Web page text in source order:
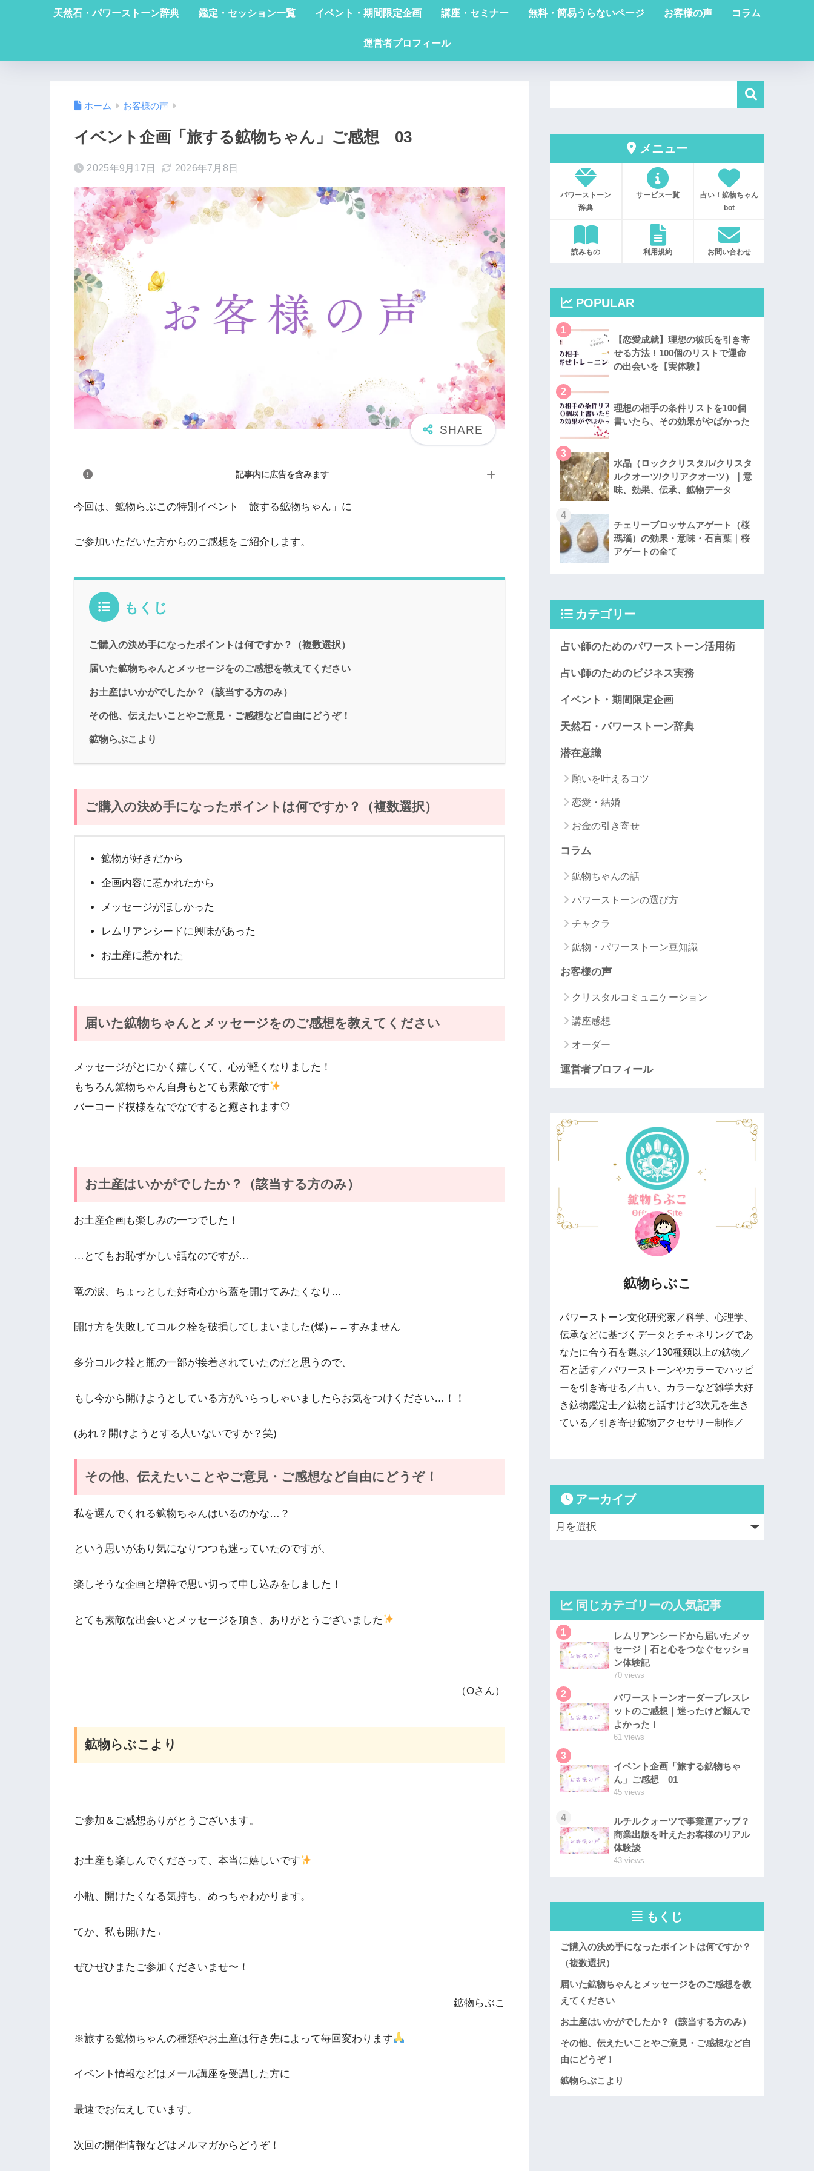
天然石・パワーストーン辞典 鑑定・セッション一覧 イベント・期間限定企画 講座・セミナー 無料・簡易うらないページ お客様の声 コラム
運営者プロフィール
ホーム お客様の声
イベント企画「旅する鉱物ちゃん」ご感想 03
2025年9月17日 2026年7月8日
記事内に広告を含みます
今回は、鉱物らぶこの特別イベント「旅する鉱物ちゃん」に
ご参加いただいた方からのご感想をご紹介します。
もくじ
ご購入の決め手になったポイントは何ですか？（複数選択）
届いた鉱物ちゃんとメッセージをのご感想を教えてください
お土産はいかがでしたか？（該当する方のみ）
その他、伝えたいことやご意見・ご感想など自由にどうぞ！
鉱物らぶこより
ご購入の決め手になったポイントは何ですか？ （複数選択）
鉱物が好きだから
企画内容に惹かれたから
メッセージがほしかった
レムリアンシードに興味があった
お土産に惹かれた
届いた鉱物ちゃんとメッセージをのご感想を教えてください
メッセージがとにかく嬉しくて、心が軽くなりました！
もちろん鉱物ちゃん自身もとても素敵です
バーコード模様をなでなですると癒されます♡
お土産はいかがでしたか？（該当する方のみ）
お土産企画も楽しみの一つでした！
…とてもお恥ずかしい話なのですが…
竜の涙、ちょっとした好奇心から蓋を開けてみたくなり…
開け方を失敗してコルク栓を破損してしまいました(爆)←←すみません
多分コルク栓と瓶の一部が接着されていたのだと思うので、
もし今から開けようとしている方がいらっしゃいましたらお気をつけください…！！
(あれ？開けようとする人いないですか？笑)
その他、伝えたいことやご意見・ご感想など自由にどうぞ！
私を選んでくれる鉱物ちゃんはいるのかな…？
という思いがあり気になりつつも迷っていたのですが、
楽しそうな企画と増枠で思い切って申し込みをしました！
とても素敵な出会いとメッセージを頂き、ありがとうございました
（Oさん）
鉱物らぶこより
ご参加＆ご感想ありがとうございます。
お土産も楽しんでくださって、本当に嬉しいです
小瓶、開けたくなる気持ち、めっちゃわかります。
てか、私も開けた←
ぜひぜひまたご参加くださいませ〜！
鉱物らぶこ
※旅する鉱物ちゃんの種類やお土産は行き先によって毎回変わります
イベント情報などはメール講座を受講した方に
最速でお伝えしています。
次回の開催情報などはメルマガからどうぞ！
メニュー
パワーストーン
辞典
サービス一覧
占い！鉱物ちゃん
bot
読みもの 利用規約 お問い合わせ
POPULAR
1
【恋愛成就】理想の彼氏を引き寄
せる方法！100個のリストで運命
の出会いを【実体験】
2
理想の相手の条件リストを100個
書いたら、その効果がやばかった
3
水晶（ロッククリスタル/クリスタ
ルクオーツ/クリアクオーツ）｜意
味、効果、伝承、鉱物データ
4
チェリーブロッサムアゲート（桜
瑪瑙）の効果・意味・石言葉｜桜
アゲートの全て
カテゴリー
占い師のためのパワーストーン活用術
占い師のためのビジネス実務
イベント・期間限定企画
天然石・パワーストーン辞典
潜在意識
願いを叶えるコツ
恋愛・結婚
お金の引き寄せ
コラム
鉱物ちゃんの話
パワーストーンの選び方
チャクラ
鉱物・パワーストーン豆知識
お客様の声
クリスタルコミュニケーション
講座感想
オーダー
運営者プロフィール
鉱物らぶこ
パワーストーン文化研究家／科学、心理学、
伝承などに基づくデータとチャネリングであ
なたに合う石を選ぶ／130種類以上の鉱物／
石と話す／パワーストーンやカラーでハッピ
ーを引き寄せる／占い、カラーなど雑学大好
き鉱物鑑定士／鉱物と話すけど3次元を生き
ている／引き寄せ鉱物アクセサリー制作／
アーカイブ
同じカテゴリーの人気記事
1
レムリアンシードから届いたメッ
セージ｜石と心をつなぐセッショ
ン体験記
70 views
2
パワーストーンオーダーブレスレ
ットのご感想｜迷ったけど頼んで
よかった！
61 views
3
イベント企画「旅する鉱物ちゃ
ん」ご感想 01
45 views
4
ルチルクォーツで事業運アップ？
商業出版を叶えたお客様のリアル
体験談
43 views
もくじ
ご購入の決め手になったポイントは何ですか？
（複数選択）
届いた鉱物ちゃんとメッセージをのご感想を教
えてください
お土産はいかがでしたか？（該当する方のみ）
その他、伝えたいことやご意見・ご感想など自
由にどうぞ！
鉱物らぶこより